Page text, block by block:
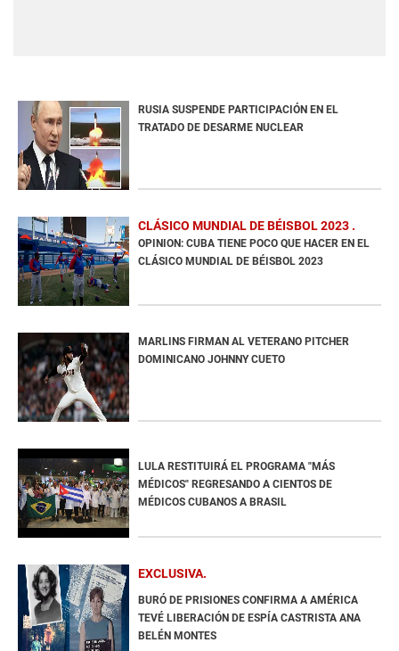
RUSIA SUSPENDE PARTICIPACIÓN EN EL
TRATADO DE DESARME NUCLEAR
CLÁSICO MUNDIAL DE BÉISBOL 2023
OPINION: CUBA TIENE POCO QUE HACER EN EL
CLÁSICO MUNDIAL DE BÉISBOL 2023
MARLINS FIRMAN AL VETERANO PITCHER
DOMINICANO JOHNNY CUETO
LULA RESTITUIRÁ EL PROGRAMA "MÁS
MÉDICOS" REGRESANDO A CIENTOS DE
MÉDICOS CUBANOS A BRASIL
EXCLUSIVA
BURÓ DE PRISIONES CONFIRMA A AMÉRICA
TEVÉ LIBERACIÓN DE ESPÍA CASTRISTA ANA
BELÉN MONTES